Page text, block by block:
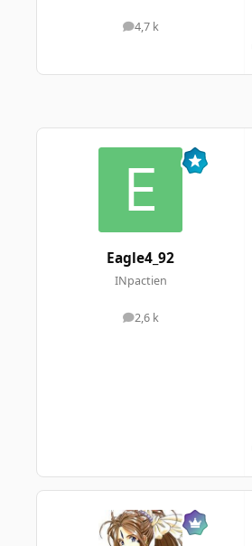
4,7 k
messages
Eagle4_92
INpactien
2,6 k
messages